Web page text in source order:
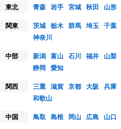
東北
青森 岩手 宮城 秋田 山形
関東
茨城 栃木 群馬 埼玉 千葉
神奈川
中部
新潟 富山 石川 福井 山梨
静岡 愛知
関西
三重 滋賀 京都 大阪 兵庫
和歌山
中国
鳥取 島根 岡山 広島
山口